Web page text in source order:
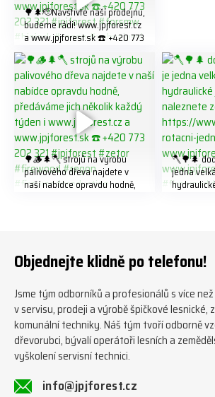
🌳🌲🫡Navštivte naší prodejnu,
budeme rádi! www.jpjforest.cz
a www.jpjforest.sk ☎️ +420 773
202 321 #jpjforest #forsmw
#biojack #regon #vahvajussi
🌳🪵🌲🪓 strojů na výrobu
palivového dřeva najdete v
naší nabídce opravdu hodně,
#firewoodproduction
🪓🌳🌲
jedna
#firewood
Objednejte klidně po telefonu!
Jsme tým odborníků a profesionálů s více
v servisu, prodeji a výrobě špičkové lesnické,
komunální techniky. Náš tým tvoří odborně
dřevorubci, bývalí operátoři lesních a
vyškolení servisní technici.
info@jpjforest.cz